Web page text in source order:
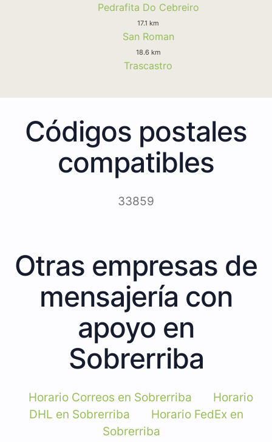
Pedrafita Do Cebreiro
17.1 km
San Roman
18.6 km
Trascastro
Códigos postales
compatibles
33859
Otras empresas de
mensajería con
apoyo en
Sobrerriba
Horario Correos en Sobrerriba
Horario
DHL en Sobrerriba
Horario FedEx en
Sobrerriba